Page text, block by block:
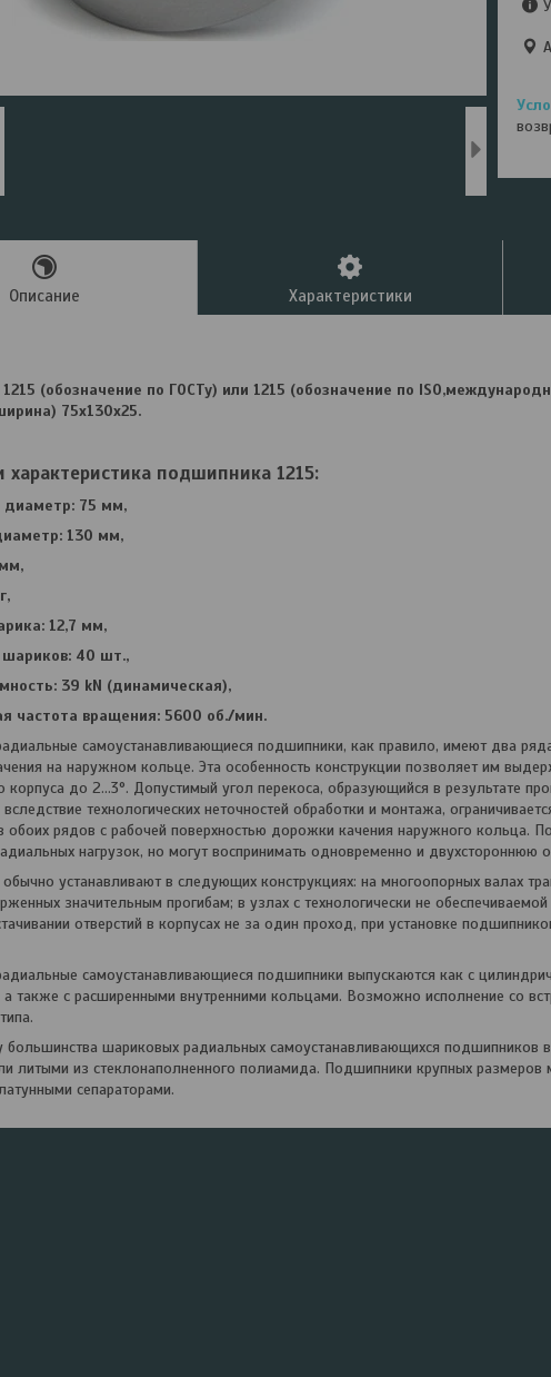
Описание Характеристики
(обозначение по ГОСТу) или 1215 (обозначение по
75х130х25.
характеристика подшипника 1215:
диаметр: 75 мм,
130 мм,
12,7 мм,
шариков: 40 шт.,
39 kN (динамическая),
частота вращения: 5600 об./мин.
самоустанавливающиеся подшипники, как правило, имеют два
на наружном кольце. Эта особенность кон­струкции позволяет им
корпуса до 2…3°. Допу­стимый угол перекоса, образующийся в результате
технологических неточностей обработки и монтажа,
обоих рядов с рабочей поверхностью до­рожки качения наружного кольца.
нагрузок, но могут воспринимать одновременно и двухстороннюю
устанавливают в следующих конструкциях: на многоопорных валах
значительным прогибам; в узлах с технологиче­ски не
отверстий в корпусах не за один проход, при установке
самоустанавливающиеся подшипники выпускаются как с
а также с расширенными внутренними кольцами. Возможно исполнение со
большинства шариковых радиальных самоустанавливающихся подшипников
литыми из стеклонаполненного полиамида. Подшипники крупных разме­ров
сепараторами.